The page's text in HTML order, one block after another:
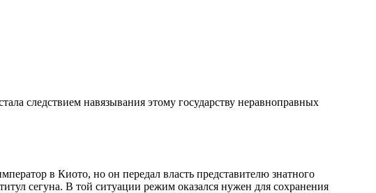
следствием навязывания этому государству неравноправных
в Киото, но он передал власть представителю знатного
сегуна. В той ситуации режим оказался нужен для сохранения